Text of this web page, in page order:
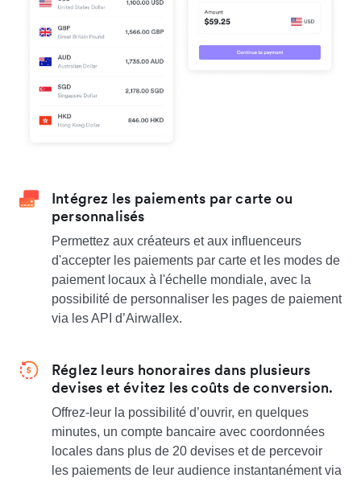
Intégrez les paiements par carte ou
personnalisés
Permettez aux créateurs et aux influenceurs
d'accepter les paiements par carte et les modes de
paiement locaux à l'échelle mondiale, avec la
possibilité de personnaliser les pages de paiement
via les API d’Airwallex.
Réglez leurs honoraires dans plusieurs
devises et évitez les coûts de conversion.
Offrez-leur la possibilité d’ouvrir, en quelques
minutes, un compte bancaire avec coordonnées
locales dans plus de 20 devises et de percevoir
les paiements de leur audience instantanément via